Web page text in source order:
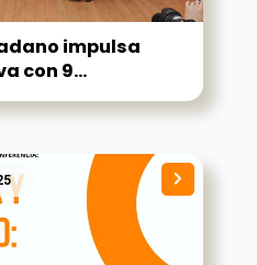
impulsa
con 9...